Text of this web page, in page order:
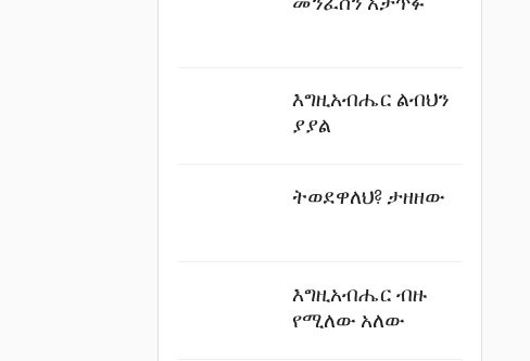
እግዚአብሔር ልብህን
ያያል
ትወደዋለህ? ታዘዘው
እግዚአብሔር ብዙ
የሚለው አለው